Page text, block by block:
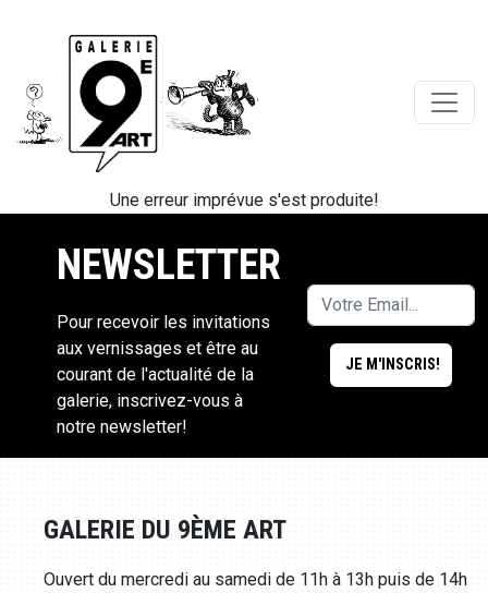
Une erreur imprévue s'est produite!
NEWSLETTER
Pour recevoir les invitations
aux vernissages et être au
courant de l'actualité de la
galerie, inscrivez-vous à
notre newsletter!
GALERIE DU 9ÈME ART
Ouvert du mercredi au samedi de 11h à 13h puis de 14h